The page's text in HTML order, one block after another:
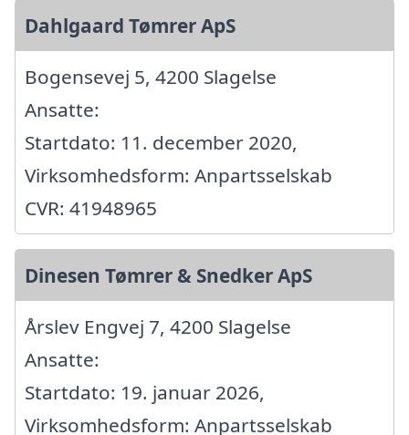
Dahlgaard Tømrer ApS
Bogensevej 5, 4200 Slagelse
Ansatte:
Startdato: 11. december 2020,
Virksomhedsform: Anpartsselskab
CVR: 41948965
Dinesen Tømrer & Snedker ApS
Årslev Engvej 7, 4200 Slagelse
Ansatte:
Startdato: 19. januar 2026,
Virksomhedsform: Anpartsselskab